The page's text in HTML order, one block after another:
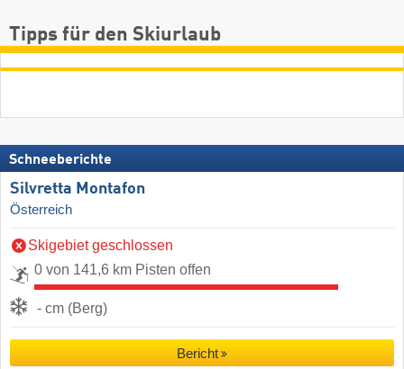
Tipps für den Skiurlaub
Schneeberichte
Silvretta Montafon
Österreich
Skigebiet geschlossen
0 von 141,6 km Pisten offen
- cm (Berg)
Bericht